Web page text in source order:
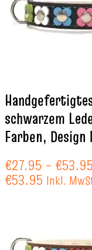
schwarzem
Farben, Design
€27.95 – €53.95
€53.95 Inkl.